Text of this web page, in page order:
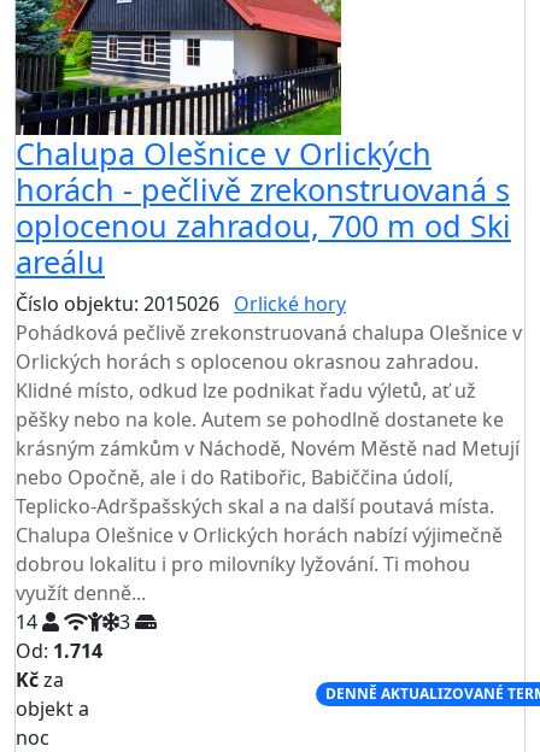
Chalupa Olešnice v Orlických
horách - pečlivě zrekonstruovaná s
oplocenou zahradou, 700 m od Ski
areálu
Číslo objektu: 2015026 Orlické hory
Pohádková pečlivě zrekonstruovaná chalupa Olešnice v
Orlických horách s oplocenou okrasnou zahradou.
Klidné místo, odkud lze podnikat řadu výletů, ať už
pěšky nebo na kole. Autem se pohodlně dostanete ke
krásným zámkům v Náchodě, Novém Městě nad Metují
nebo Opočně, ale i do Ratibořic, Babiččina údolí,
Teplicko-Adršpašských skal a na další poutavá místa.
Chalupa Olešnice v Orlických horách nabízí výjimečně
dobrou lokalitu i pro milovníky lyžování. Ti mohou
využít denně...
14
3
Od: 1.714
Kčza
objekt a
noc
DENNĚ AKTUALIZOVANÉ